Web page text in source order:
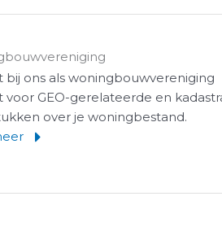
bij ons als woningbouwvereniging
voor GEO-gerelateerde en
over je woningbestand.